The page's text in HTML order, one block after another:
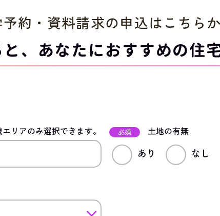
約・資料請求の申込は こちら
、 あなたにおすすめの住
リアのみ選択できます。 必須 土地の有無
あり なし